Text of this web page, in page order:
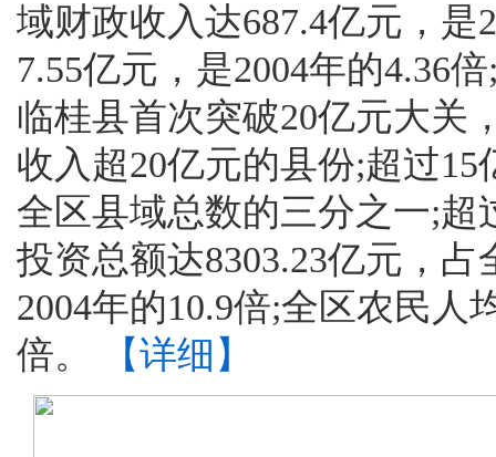
纲领，开启了我区
科学发展谋跨越，
年来，自治区党委、
战略任务来抓，陆续
施，着力开展扩权强
域经济发展做出具体
视野，以科学的态度
济，从而使我区县域
辉煌成就。
域财政收入达687.4亿元，是
7.55亿元，是2004年的4.36
临桂县首次突破20亿元大关
收入超20亿元的县份;超过
全区县域总数的三分之一;超
投资总额达8303.23亿元，
2004年的10.9倍;全区农民人
倍。
【详细】